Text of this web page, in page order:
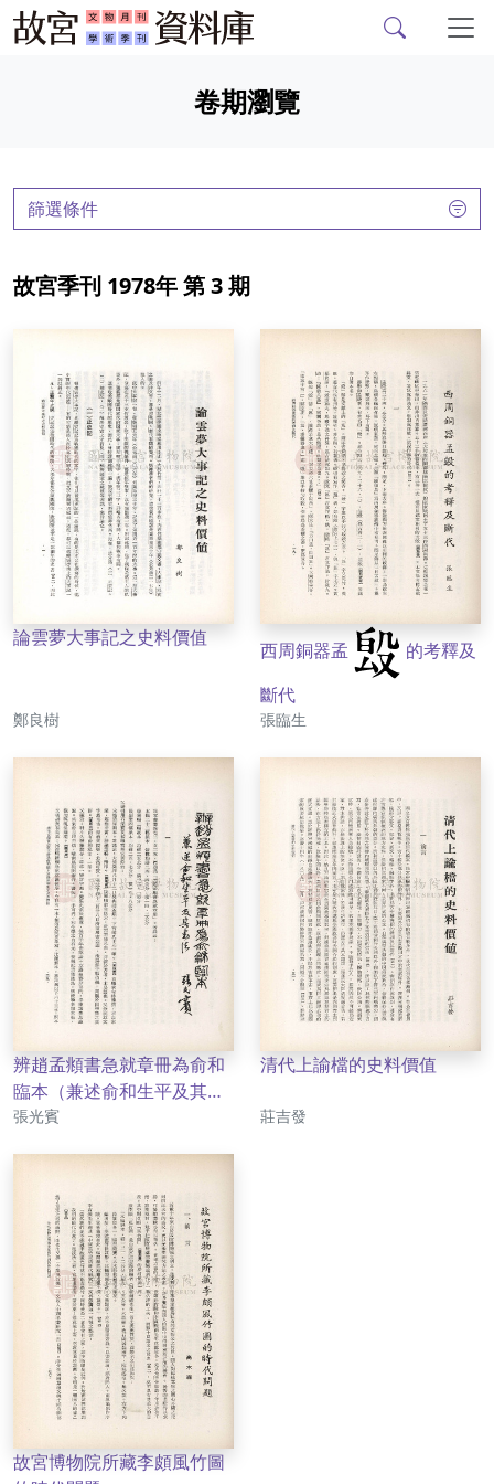
故宮文物月刊、故宮學
卷期瀏覽
篩選條件
故宮季刊 1978年 第 3 期
論雲夢大事記之史料價值
作者
鄭良樹
西周銅器孟
的考釋及
斷代
作者
張臨生
辨趙孟頫書急就章冊為俞和
臨本（兼述俞和生平及其書
法）
作者
張光賓
清代上諭檔的史料價值
作者
莊吉發
故宮博物院所藏李頗風竹圖